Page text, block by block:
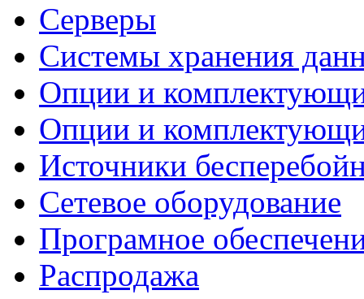
Серверы
Системы хранения
Опции и
Опции и
Источники
Сетевое оборудование
Програмное
Распродажа